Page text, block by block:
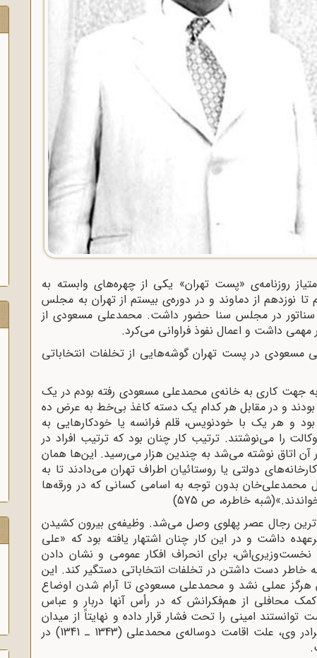
روزنامه‌ی «پست تهران» یکی از چهره‌های وابسته به
تا نوزدهم از دماوند و در دوره‌ی بیستم از تهران به مجلس
سناتور در مجلس سنا حضور داشت. محمدعلی مسعودی از
داشت و اعمال نفوذ فراوانی می‌کرد.
مسعودی در پست تهران گوشه‌هایی از تخلفات انتخاباتی
به جهت کاری به خانه‌ی محمدعلی مسعودی رفته بودم در یک
و در مقابل هر کدام یک دسته کاغذ بی‌خط به عرض ده
و هر یک با خودنویس، قلم فرانسه یا خودکارهایی به
دولتی وکالت را می‌نوشتند. ترتیب کار چنان بود که ترتیب افراد در
آن اتاق نوشته می‌شد به چندین هزار می‌رسید. این‌ها همان
دولتی یا روستائیان اطراف تهران می‌دادند تا به
محمدعلی‌خان بدون توجه به اسامی کسانی که در ورقه‌ها
خاطره، ص 575)
رجال عصر پهلوی وصل می‌شد. وظیفه‌ی بیرون کشیدن
داشت و در این کار چنان اشتهار یافته بود که «علی
نخست‌وزیری‌اش، برای انحراف افکار عمومی و نشان دادن
خاطر دست داشتن در تخلفات انتخاباتی دستگیر کند. این
هرگز عملی نشد و محمدعلی مسعودی تا آرام شدن اوضاع
محافلی از هم‌فکرانش که در رأس آنها دربار و عباس
توانستند امینی را تحت فشار قرار داده و نهایتاً از میدان
خارج کنند. در سندی به نقل از قاسم مسعودی برادر وی، علت اقامت دوساله‌ی محمدعلی (1343 ـ 1341) در